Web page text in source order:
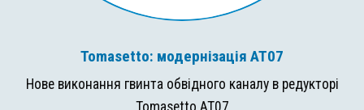
Tomasetto: модернізація AT07
Нове виконання гвинта обвідного каналу в редукторі